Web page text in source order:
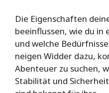
Die Eigenschaften
beeinflussen, wie du in
und welche
neigen Widder dazu,
Abenteuer zu suchen,
Stabilität und